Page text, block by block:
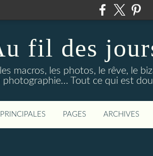
fil des
macros, les photos, le rêve, le
photographie... Tout ce qui est
PAGES ARCHIVES